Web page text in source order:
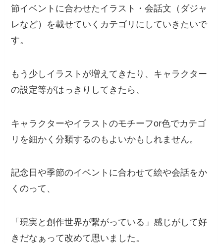
節イベントに合わせたイラスト・会話文（ダジャ
レなど）を載せていくカテゴリにしていきたいで
す。
もう少しイラストが増えてきたり、キャラクター
の設定等がはっきりしてきたら、
キャラクターやイラストのモチーフor色でカテゴ
リを細かく分類するのもよいかもしれません。
記念日や季節のイベントに合わせて絵や会話をか
くのって、
「現実と創作世界が繋がっている」感じがして好
きだなぁって改めて思いました。